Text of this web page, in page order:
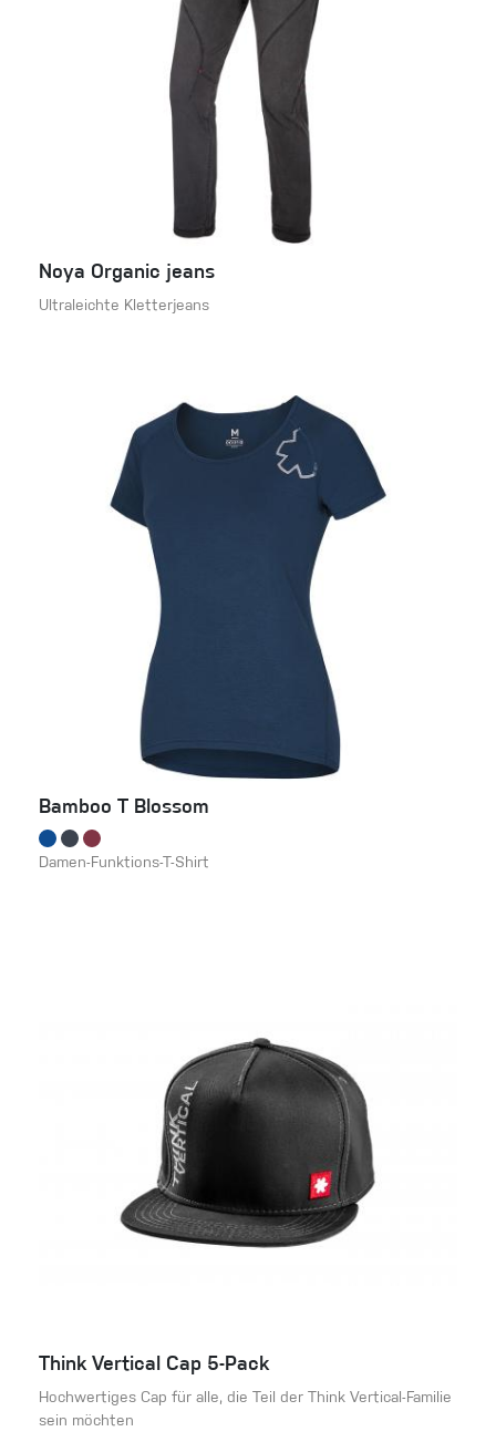
Noya Organic jeans
Ultraleichte Kletterjeans
Bamboo T Blossom
Damen-Funktions-T-Shirt
Think Vertical Cap 5-Pack
Hochwertiges Cap für alle, die Teil der Think Vertical-Familie
sein möchten